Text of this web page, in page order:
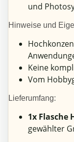
und
Hinweise und
Keine
Vom
Lieferumfang:
1x Flasche
gewählter